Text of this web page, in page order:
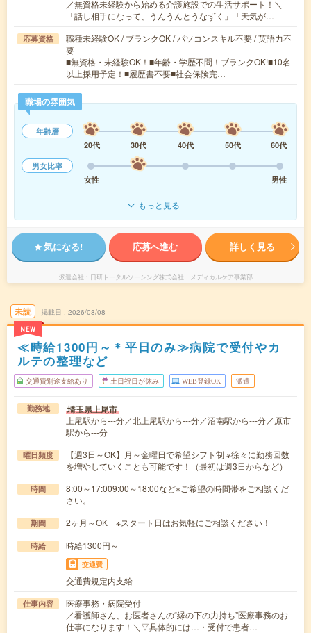
／無資格未経験から始める介護施設での生活サポート！＼
「話し相手になって、うんうんとうなずく」「天気が…
応募資格
職種未経験OK / ブランクOK / パソコンスキル不要 / 英語力不
要
■無資格・未経験OK！■年齢・学歴不問！ブランクOK!■10名
以上採用予定！■履歴書不要■社会保険完…
職場の雰囲気
年齢層
20代
30代 40代 50代
60代
男女比率
女性
男性
もっと見る
気になる! 応募へ進む 詳しく見る
派遣会社 日研トータルソーシング株式会社 メディカルケア事業部
未読
NEW
掲載日 2026/08/08
≪時給1300円～＊平日のみ≫病院で受付やカ
ルテの整理など
交通費別途支給あり 土日祝日が休み WEB登録OK 派遣
勤務地 埼玉県上尾市
上尾駅から---分／北上尾駅から---分／沼南駅から---分／原市
駅から---分
曜日頻度
【週3日～OK】月～金曜日で希望シフト制 ※徐々に勤務回数
を増やしていくことも可能です！（最初は週3日からなど）
時間
8:00～17:009:00～18:00など※ご希望の時間帯をご相談くだ
さい。
期間 2ヶ月～OK ※スタート日はお気軽にご相談ください！
時給 時給1300円～
交通費
交通費規定内支給
仕事内容
医療事務・病院受付
／看護師さん、お医者さんの“縁の下の力持ち”医療事務のお
仕事になります！＼▽具体的には…・受付で患者…